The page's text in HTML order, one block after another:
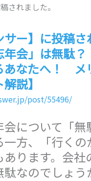
されました。
サー】に投稿
年会」は無駄
あなたへ！ メ
説】
post/55496/
について「無
方、「行くの
あります。会社
なのでしょう